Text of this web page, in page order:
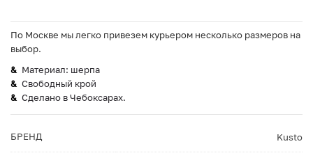
По Москве мы легко привезем курьером несколько размеров на
выбор.
Материал: шерпа
Свободный крой
Сделано в Чебоксарах.
БРЕНД Kusto